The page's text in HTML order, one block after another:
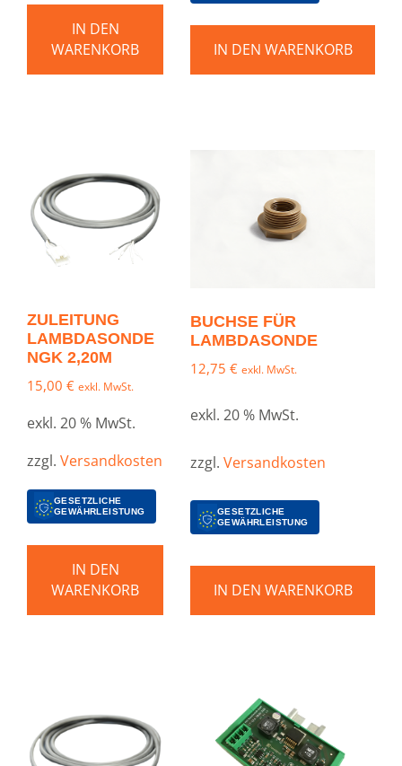
IN DEN
WARENKORB
IN DEN WARENKORB
ZULEITUNG
LAMBDASONDE
NGK 2,20M
15,00 € exkl. MwSt.
exkl. 20 % MwSt.
zzgl. Versandkosten
GESETZLICHE
GEWÄHRLEISTUNG
IN DEN
WARENKORB
BUCHSE FÜR
LAMBDASONDE
12,75 € exkl. MwSt.
exkl. 20 % MwSt.
zzgl. Versandkosten
GESETZLICHE
GEWÄHRLEISTUNG
IN DEN WARENKORB